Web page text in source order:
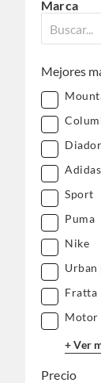
Marca
Mejores
Adidas
Sport
Puma
Nike
Urban
Fratta
Motor
+ Ver
Precio